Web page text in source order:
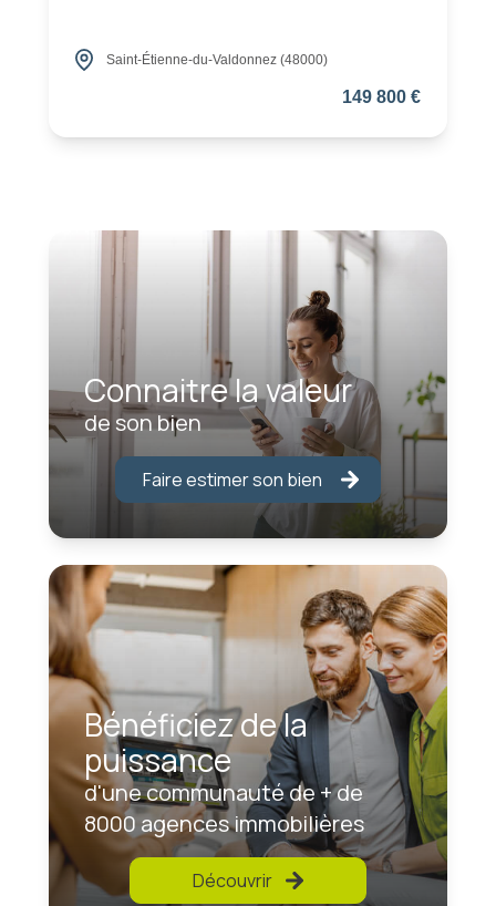
Saint-Étienne-du-Valdonnez (48000)
149 800 €
Connaitre la valeur
de son bien
Faire estimer son bien
Bénéficiez de la
puissance
d'une communauté de + de
8000 agences immobilières
Découvrir